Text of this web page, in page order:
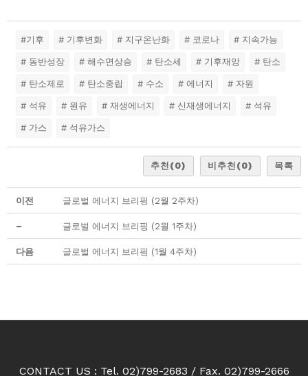
#기후 # 기후변화 # 지구온난화 # 코로나 # 지속가능
# 동반성장 # 해수면상승 # 탄소세 # 기후재앙 # 탄소
# 탄소제로 # 탄소중립 # 수소 # 에너지 # 자원
# 석유 # 원유 # 재생에너지 # 신재생에너지 # 석유
# 가스 # 석유가스
추천 (0) 비추천 (0) 목록
이전 글로벌 에너지 브리핑 (2월 2주차)
– 글로벌 에너지 브리핑 (2월 1주차)
다음 글로벌 에너지 브리핑 (1월 4주차)
CONTACT US : Tel. 02)799-2683 / Fax. 02)799-2666